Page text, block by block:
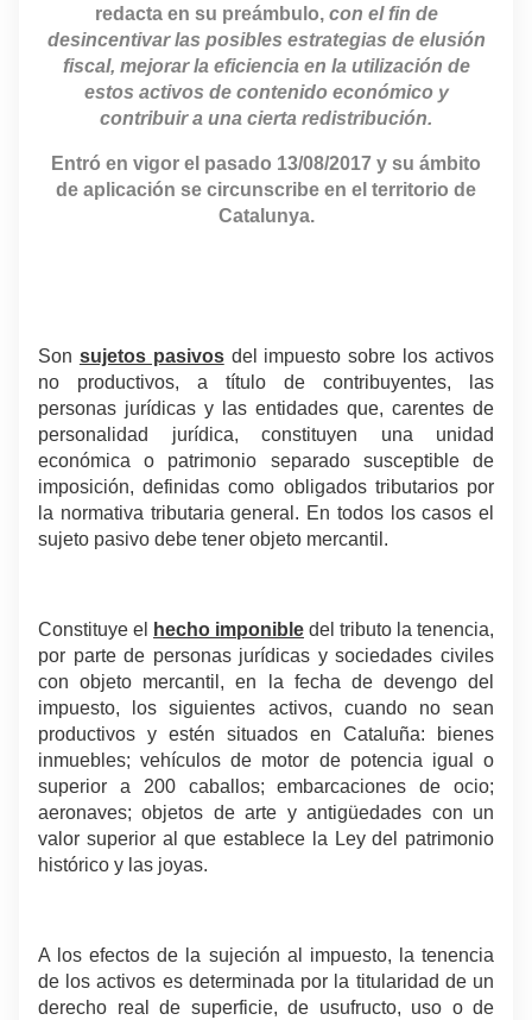
redacta en su preámbulo, con el fin de
desincentivar las posibles estrategias de elusión
fiscal, mejorar la eficiencia en la utilización de
estos activos de contenido económico y
contribuir a una cierta redistribución.
Entró en vigor el pasado 13/08/2017 y su ámbito
de aplicación se circunscribe en el territorio de
Catalunya.
Son sujetos pasivos del impuesto sobre los activos
no productivos, a título de contribuyentes, las
personas jurídicas y las entidades que, carentes de
personalidad jurídica, constituyen una unidad
económica o patrimonio separado susceptible de
imposición, definidas como obligados tributarios por
la normativa tributaria general. En todos los casos el
sujeto pasivo debe tener objeto mercantil.
Constituye el hecho imponible del tributo la tenencia,
por parte de personas jurídicas y sociedades civiles
con objeto mercantil, en la fecha de devengo del
impuesto, los siguientes activos, cuando no sean
productivos y estén situados en Cataluña: bienes
inmuebles; vehículos de motor de potencia igual o
superior a 200 caballos; embarcaciones de ocio;
aeronaves; objetos de arte y antigüedades con un
valor superior al que establece la Ley del patrimonio
histórico y las joyas.
A los efectos de la sujeción al impuesto, la tenencia
de los activos es determinada por la titularidad de un
derecho real de superficie, de usufructo, uso o de